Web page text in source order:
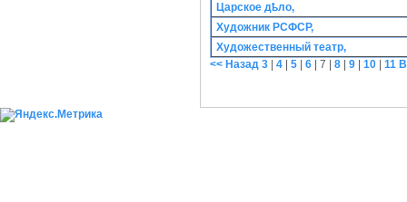
Царское дҍло,
Художник РСФСР,
Художественный театр,
<< Назад 3 4 5 6 7 8 9 10 11